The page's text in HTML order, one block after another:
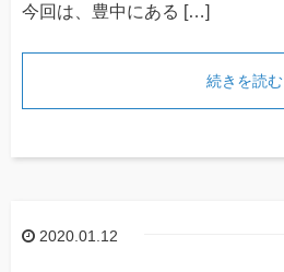
今回は、豊中にある […]
続きを読む
2020.01.12